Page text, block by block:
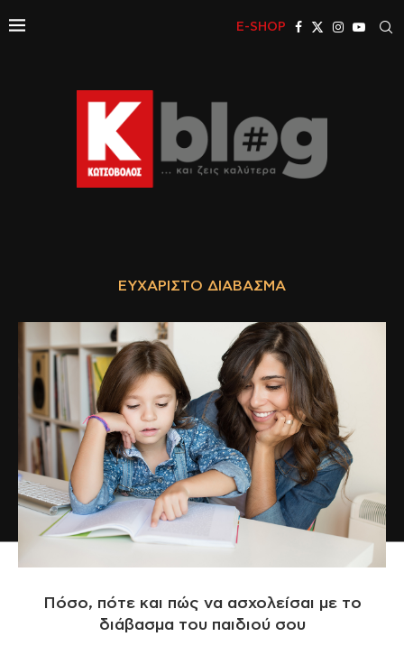
E-SHOP
ΕΥΧΆΡΙΣΤΟ ΔΙΆΒΑΣΜΑ
Πόσο, πότε και πώς να ασχολείσαι με το
διάβασμα του παιδιού σου